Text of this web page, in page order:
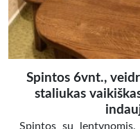
Spintos 6vnt.,
staliukas
Spintos su lentynomis,